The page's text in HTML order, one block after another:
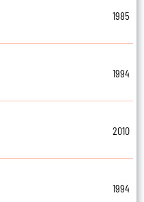
1985
1994
2010
1994